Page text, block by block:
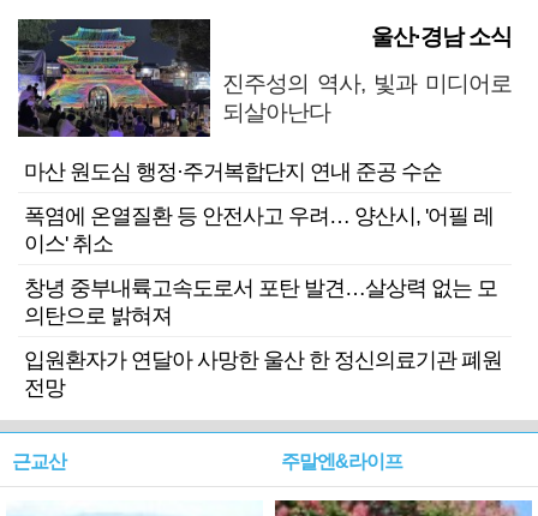
울산·경남 소식
진주성의 역사, 빛과 미디어로
되살아난다
마산 원도심 행정·주거복합단지 연내 준공 수순
폭염에 온열질환 등 안전사고 우려… 양산시, '어필 레
이스' 취소
창녕 중부내륙고속도로서 포탄 발견…살상력 없는 모
의탄으로 밝혀져
입원환자가 연달아 사망한 울산 한 정신의료기관 폐원
전망
근교산 주말엔&라이프